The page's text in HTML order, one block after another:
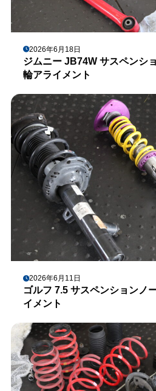
2026年6月18日
ジムニー JB74W サスペンシ
輪アライメント
2026年6月11日
ゴルフ 7.5 サスペンションノ
イメント